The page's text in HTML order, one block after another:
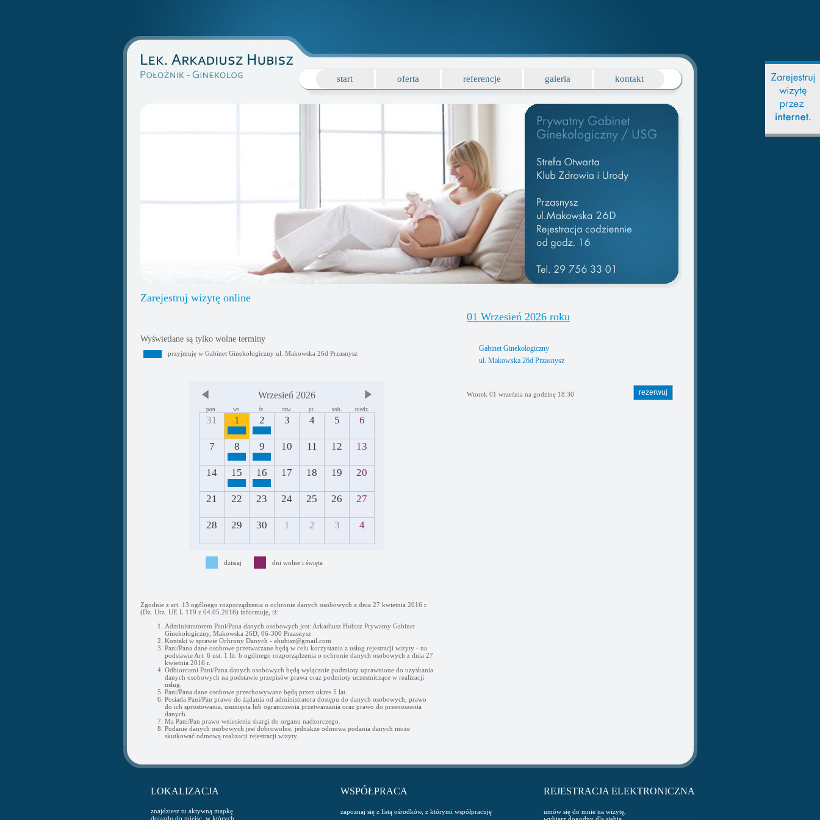
start oferta referencje galeria kontakt
Zarejestruj wizytę online
Wyświetlane są tylko wolne terminy
przyjmuję w Gabinet Ginekologiczny ul. Makowska 26d Przasnysz
Wrzesień 2026
pon. wt. śr. czw. pt. sob. niedz.
31 1 2 3 4 5 6
7 8 9 10 11 12 13
14 15 16 17 18 19 20
21 22 23 24 25 26 27
28 29 30 1 2 3 4
dzisiaj dni wolne i święta
Zgodnie z art. 13 ogólnego rozporządzenia o ochronie danych osobowych z dnia 27 kwietnia 2016 r.
(Dz. Urz. UE L 119 z 04.05.2016) informuję, iż:
Administratorem Pani/Pana danych osobowych jest: Arkadiusz Hubisz Prywatny Gabinet
Ginekologiczny, Makowska 26D, 06-300 Przasnysz
Kontakt w sprawie Ochrony Danych - ahubisz@gmail.com
Pani/Pana dane osobowe przetwarzane będą w celu korzystania z usług rejestracji wizyty - na
podstawie Art. 6 ust. 1 lit. b ogólnego rozporządzenia o ochronie danych osobowych z dnia 27
kwietnia 2016 r.
Odbiorcami Pani/Pana danych osobowych będą wyłącznie podmioty uprawnione do uzyskania
danych osobowych na podstawie przepisów prawa oraz podmioty uczestniczące w realizacji
usług.
Pani/Pana dane osobowe przechowywane będą przez okres 5 lat.
Posiada Pani/Pan prawo do żądania od administratora dostępu do danych osobowych, prawo
do ich sprostowania, usunięcia lub ograniczenia przetwarzania oraz prawo do przenoszenia
danych.
Ma Pani/Pan prawo wniesienia skargi do organu nadzorczego.
Podanie danych osobowych jest dobrowolne, jednakże odmowa podania danych może
skutkować odmową realizacji rejestracji wizyty.
01 Wrzesień 2026 roku
Gabinet Ginekologiczny
ul. Makowska 26d Przasnysz
Wtorek 01 września na godzinę 18:30
LOKALIZACJA
znajdziesz tu aktywną mapkę
dojazdu do miejsc, w których
WSPÓŁPRACA
zapoznaj się z listą ośrodków, z którymi współpracuję
REJESTRACJA ELEKTRONICZNA
umów się do mnie na wizytę,